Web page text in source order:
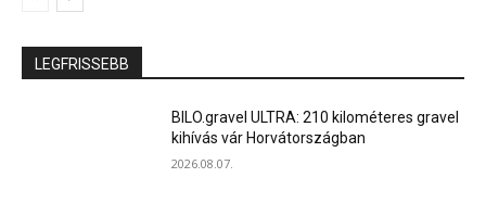
LEGFRISSEBB
BILO.gravel ULTRA: 210 kilométeres gravel
kihívás vár Horvátországban
2026.08.07.